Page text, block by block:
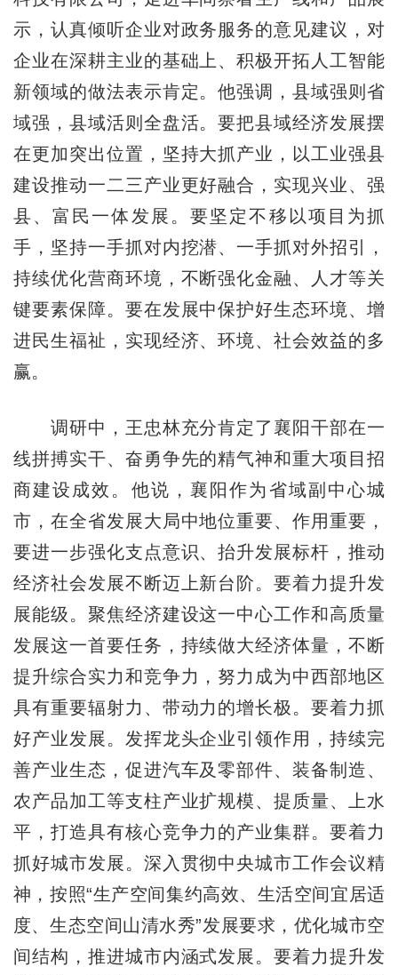
示，认真倾听企业对政务服务的意见建议，对
企业在深耕主业的基础上、积极开拓人工智能
新领域的做法表示肯定。他强调，县域强则省
域强，县域活则全盘活。要把县域经济发展摆
在更加突出位置，坚持大抓产业，以工业强县
建设推动一二三产业更好融合，实现兴业、强
县、富民一体发展。要坚定不移以项目为抓
手，坚持一手抓对内挖潜、一手抓对外招引，
持续优化营商环境，不断强化金融、人才等关
键要素保障。要在发展中保护好生态环境、增
进民生福祉，实现经济、环境、社会效益的多
赢。
调研中，王忠林充分肯定了襄阳干部在一
线拼搏实干、奋勇争先的精气神和重大项目招
商建设成效。他说，襄阳作为省域副中心城
市，在全省发展大局中地位重要、作用重要，
要进一步强化支点意识、抬升发展标杆，推动
经济社会发展不断迈上新台阶。要着力提升发
展能级。聚焦经济建设这一中心工作和高质量
发展这一首要任务，持续做大经济体量，不断
提升综合实力和竞争力，努力成为中西部地区
具有重要辐射力、带动力的增长极。要着力抓
好产业发展。发挥龙头企业引领作用，持续完
善产业生态，促进汽车及零部件、装备制造、
农产品加工等支柱产业扩规模、提质量、上水
平，打造具有核心竞争力的产业集群。要着力
抓好城市发展。深入贯彻中央城市工作会议精
神，按照“生产空间集约高效、生活空间宜居适
度、生态空间山清水秀”发展要求，优化城市空
间结构，推进城市内涵式发展。要着力提升发